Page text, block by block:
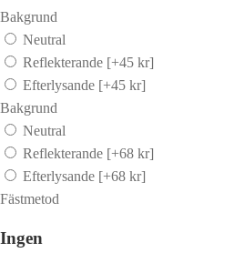
Bakgrund
Neutral
Reflekterande [+45 kr]
Efterlysande [+45 kr]
Bakgrund
Neutral
Reflekterande [+68 kr]
Efterlysande [+68 kr]
Fästmetod
Ingen